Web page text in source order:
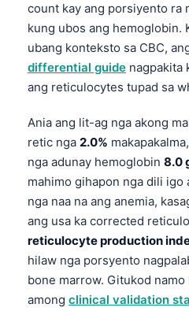
count kay ang porsiyento ra
kung ubos ang hemoglobin.
ubang konteksto sa CBC,
differential guide nagpakita
ang reticulocytes tupad sa
Ania ang lit-ag nga akong
retic nga 2.0%
nga adunay hemoglobin 8.0
mahimo gihapon nga dili igo
nga naa na ang anemia,
ang usa ka corrected
reticulocyte production
hilaw nga porsyento
bone marrow. Gitukod namo
among clinical validation